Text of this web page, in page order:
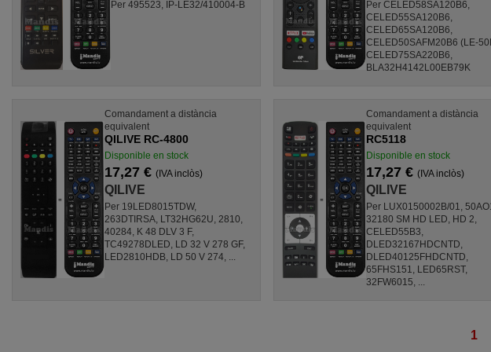
Per 495523, IP-LE32/410004-B
Per CELED58SA120B6,
CELED55SA120B6,
CELED65SA120B6,
CELED50SAFM20B6 (LE-
CELED75SA220B6,
BLA32H4142L00EB79K
Comandament a distància
equivalent
QILIVE RC-4800
Disponible en stock
17,27 €(IVA inclòs)
QILIVE
Per 19LED8015TDW,
263DTIRSA, LT32HG62U, 2810,
40284, K 48 DLV 3 F,
TC49278DLED, LD 32 V 278 GF,
LED2810HDB, LD 50 V 274, ...
Comandament a distància
equivalent
RC5118
Disponible en stock
17,27 € (IVA inclòs)
QILIVE
Per LUX0150002B/01,
32180 SM HD LED, HD 2,
CELED55B3,
DLED32167HDCNTD,
DLED40125FHDCNTD,
65FHS151, LED65RST,
32FW6015, ...
1